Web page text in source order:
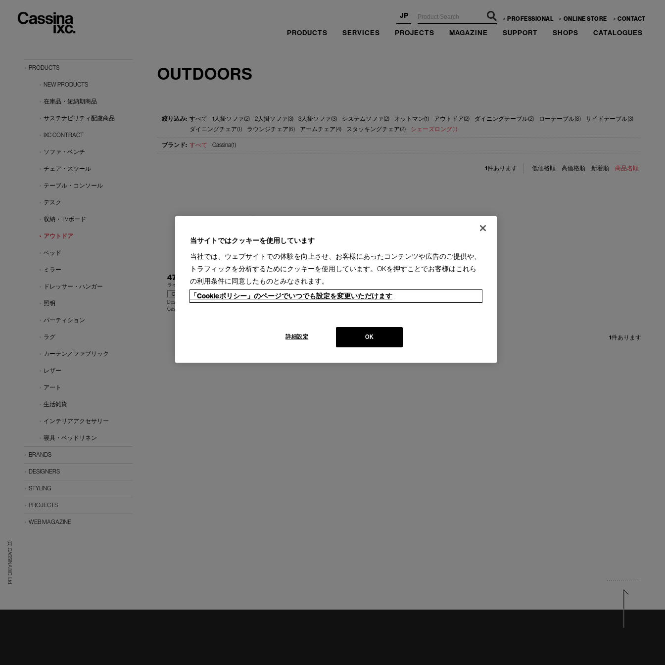
JP PROFESSIONAL ONLINE STORE CONTACT
PRODUCTS SERVICES PROJECTS MAGAZINE SUPPORT SHOPS CATALOGUES
(C) CASSINA IXC. Ltd.
OUTDOORS
すべて 1人掛ソファ(2) 2人掛ソファ(3) 3人掛ソファ(3) システムソファ(2) オットマン(1) アウトドア(2) ダイニングテーブル(2) ローテーブル(8)
サイドテーブル(3)
ダイニングチェア(1)
ラウンジチェア(6) アームチェア(4) スタッキングチェア(2) シェーズロング(1)
すべて Cassina(1)
低価格順 高価格順 新着順 商品名順
1件あります
479 LIE OUT
ライ アウト サンベッド
Design : RODOLFO DORDONI
Cassina | Contemporary Collection
1件あります
PRODUCTS
NEW PRODUCTS
在庫品・短納期商品
サステナビリティ配慮商品
IXC CONTRACT
ソファ・ベンチ
チェア・スツール
テーブル・コンソール
デスク
収納・TVボード
アウトドア
ベッド
ミラー
ドレッサー・ハンガー
照明
パーティション
ラグ
カーテン／ファブリック
レザー
アート
生活雑貨
インテリアアクセサリー
寝具・ベッドリネン
BRANDS
DESIGNERS
STYLING
PROJECTS
WEB MAGAZINE
当サイトではクッキーを使用しています
当社では、ウェブサイトでの体験を向上させ、お客様にあったコンテンツや広告のご提供や、
トラフィックを分析するためにクッキーを使用しています。OKを押すことでお客様はこれら
の利用条件に同意したものとみなされます。
「Cookieポリシー」のページでいつでも設定を変更いただけます
OK
詳細設定